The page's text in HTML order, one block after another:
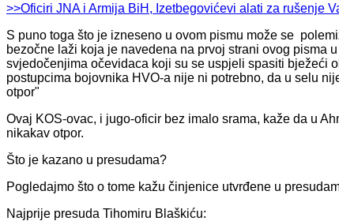
>>Oficiri JNA i Armija BiH, Izetbegovićevi alati za rušenje
S puno toga što je izneseno u ovom pismu može se
bezočne laži koja je navedena na prvoj strani ovog pisma
svjedočenjima očevidaca koji su se uspjeli spasiti bježeći
postupcima bojovnika HVO-a nije ni potrebno, da u selu
otpor"
Ovaj KOS-ovac, i jugo-oficir bez imalo srama, kaže da u
nikakav otpor.
Što je kazano u presudama?
Pogledajmo što o tome kažu činjenice utvrđene u
Najprije presuda Tihomiru Blaškiću: